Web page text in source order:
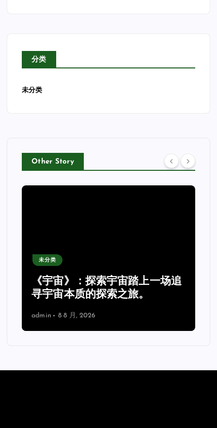
分类
未分类
Other Story
未分类
《宇宙》：探索宇宙踏上一场追
寻宇宙本质的探索之旅。
admin 8 8 月, 2026